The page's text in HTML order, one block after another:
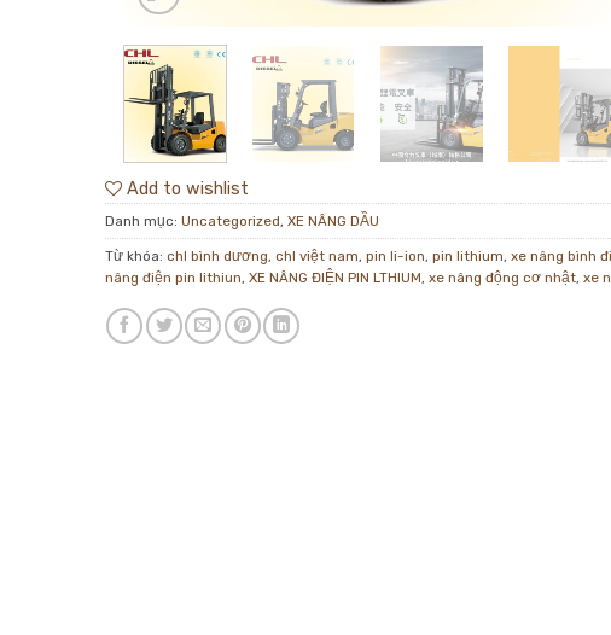
Add to wishlist
Danh mục: Uncategorized, XE NÂNG DẦU
Từ khóa: chl bình dương, chl việt nam, pin li-ion, pin lithium, xe nâng bình
nâng điện pin lithiun, XE NÂNG ĐIỆN PIN LTHIUM, xe nâng động cơ nhật, xe